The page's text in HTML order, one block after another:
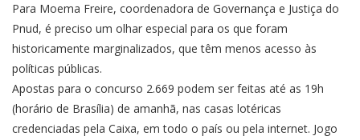
Para Moema Freire, coordenadora de Governança e Justiça do
Pnud, é preciso um olhar especial para os que foram
historicamente marginalizados, que têm menos acesso às
políticas públicas.
Apostas para o concurso 2.669 podem ser feitas até as 19h
(horário de Brasília) de amanhã, nas casas lotéricas
credenciadas pela Caixa, em todo o país ou pela internet. Jogo